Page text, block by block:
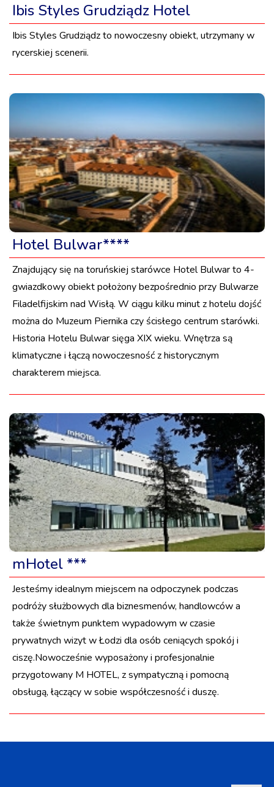
Ibis Styles Grudziądz Hotel
Ibis Styles Grudziądz to nowoczesny obiekt, utrzymany w
rycerskiej scenerii.
Hotel Bulwar****
Znajdujący się na toruńskiej starówce Hotel Bulwar to 4-
gwiazdkowy obiekt położony bezpośrednio przy Bulwarze
Filadelfijskim nad Wisłą. W ciągu kilku minut z hotelu dojść
można do Muzeum Piernika czy ścisłego centrum starówki.
Historia Hotelu Bulwar sięga XIX wieku. Wnętrza są
klimatyczne i łączą nowoczesność z historycznym
charakterem miejsca.
mHotel ***
Jesteśmy idealnym miejscem na odpoczynek podczas
podróży służbowych dla biznesmenów, handlowców a
także świetnym punktem wypadowym w czasie
prywatnych wizyt w Łodzi dla osób ceniących spokój i
ciszę.Nowocześnie wyposażony i profesjonalnie
przygotowany M HOTEL, z sympatyczną i pomocną
obsługą, łączący w sobie współczesność i duszę.